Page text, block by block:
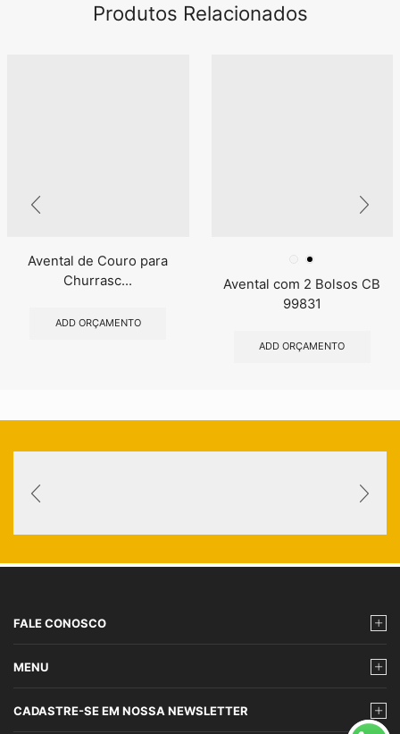
Produtos Relacionados
Avental de Couro para
Churrasc...
ADD ORÇAMENTO
Avental com 2 Bolsos CB
99831
ADD ORÇAMENTO
FALE CONOSCO
MENU
CADASTRE-SE EM NOSSA NEWSLETTER